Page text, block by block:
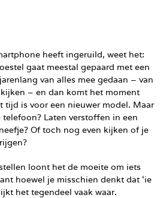
heeft ingeruild, weet het:
gaat meestal gepaard met een
van alles mee gedaan – van
– en dan komt het moment
tijd is voor een nieuwer model. Maar
Laten verstoffen in een
Of toch nog even kijken of je
loont het de moeite om iets
hoewel je misschien denkt dat ‘ie
het tegendeel vaak waar.